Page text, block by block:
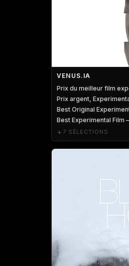
VENUS.IA
Prix du meilleur film
Prix argent,
Best Original
Best Experimental Film
+ 7 SÉLECTIONS